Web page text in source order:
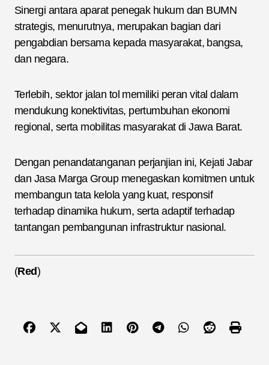
Sinergi antara aparat penegak hukum dan BUMN
strategis, menurutnya, merupakan bagian dari
pengabdian bersama kepada masyarakat, bangsa,
dan negara.
Terlebih, sektor jalan tol memiliki peran vital dalam
mendukung konektivitas, pertumbuhan ekonomi
regional, serta mobilitas masyarakat di Jawa Barat.
Dengan penandatanganan perjanjian ini, Kejati Jabar
dan Jasa Marga Group menegaskan komitmen untuk
membangun tata kelola yang kuat, responsif
terhadap dinamika hukum, serta adaptif terhadap
tantangan pembangunan infrastruktur nasional.
(Red)